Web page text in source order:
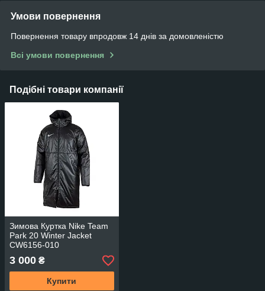
Умови повернення
Повернення товару впродовж 14 днів за домовленістю
Всі умови повернення
Подібні товари компанії
Зимова Куртка Nike Team
Park 20 Winter Jacket
CW6156-010
3 000 ₴
Купити